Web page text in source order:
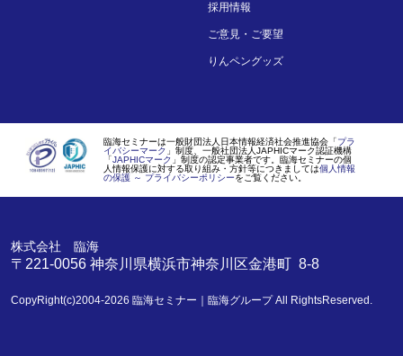
採用情報
ご意見・ご要望
りんペングッズ
臨海セミナーは一般財団法人日本情報経済社会推進協会「プラ
イバシーマーク 」制度、一般社団法人JAPHICマーク認証機構
「JAPHICマーク 」制度の認定事業者です。臨海セミナーの個
人情報保護に対する取り組み・方針等につきましては個人情報
の保護 ～ プライバシーポリシーをご覧ください。
株式会社 臨海
〒221-0056 神奈川県横浜市神奈川区金港町 8-8
CopyRight(c)2004-2026 臨海セミナー｜臨海グループAll RightsReserved.